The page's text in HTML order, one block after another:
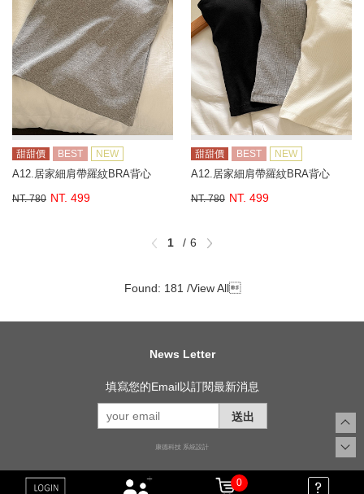
甜甜價 BEST NEW
A12.居家細肩帶羅紋BRA背心
NT. 780 NT. 499
甜甜價 BEST NEW
A12.居家細肩帶羅紋BRA背心
NT. 780 NT. 499
1 6
Found: 181 /View All
News Letter
填寫您的Email以訂閱最新消息
送出
康德科技 系統設計
0